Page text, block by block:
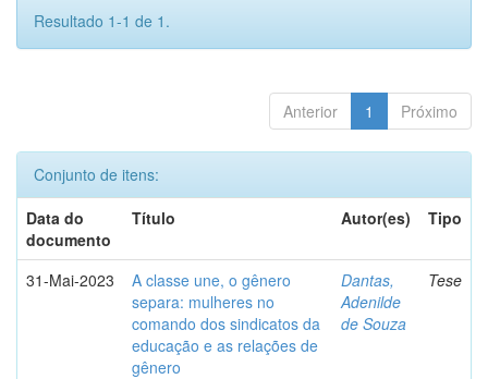
Resultado 1-1 de 1.
Anterior 1 Próximo
Conjunto de itens:
Data do
documento
Título Autor(es) Tipo
31-Mai-2023
A classe une, o gênero
separa: mulheres no
comando dos sindicatos da
educação e as relações de
gênero
Dantas,
Adenilde
de Souza
Tese